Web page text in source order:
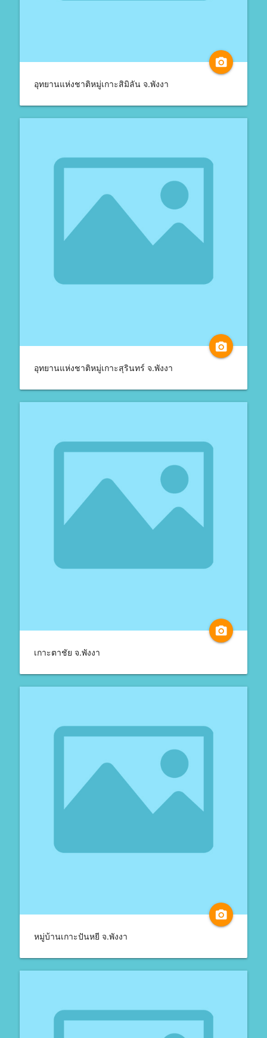
camera_alt
อุทยานแห่งชาติหมู่เกาะสิมิลัน จ.พังงา
camera_alt
อุทยานแห่งชาติหมู่เกาะสุรินทร์ จ.พังงา
camera_alt
เกาะตาชัย จ.พังงา
camera_alt
หมู่บ้านเกาะปันหยี จ.พังงา